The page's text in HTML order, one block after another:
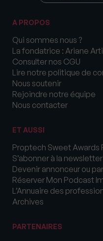
A PROPOS
Qui sommes nous ?
La fondatrice : Ariane
Consulter nos CGU
Lire notre politique de
Nous soutenir
Rejoindre notre équipe
Nous contacter
ET AUSSI
Proptech Sweet Awards
S’abonner à la newsletter
Devenir annonceur ou
Réserver Mon Podcast
L’Annuaire des
Archives
PARTENAIRES